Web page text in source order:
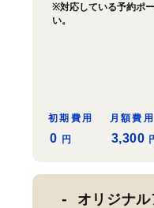
※対応している予約ポ
い。
初期費用
0 円
月額費用
3,300
オリジナ